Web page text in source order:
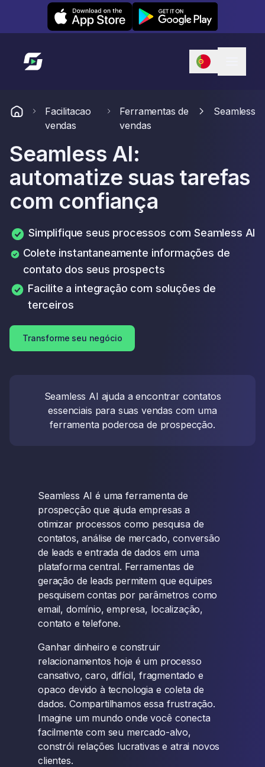
Leexi on iOS Leexi on Android
Link para a página inicial
Facilitacao
vendas
Ferramentas de
vendas
Seamless
Seamless AI:
automatize suas tarefas
com confiança
Simplifique seus processos com Seamless AI
Colete instantaneamente informações de
contato dos seus prospects
Facilite a integração com soluções de
terceiros
Transforme seu negócio
Seamless AI ajuda a encontrar contatos
essenciais para suas vendas com uma
ferramenta poderosa de prospecção.
Seamless AI é uma ferramenta de
prospecção que ajuda empresas a
otimizar processos como pesquisa de
contatos, análise de mercado, conversão
de leads e entrada de dados em uma
plataforma central. Ferramentas de
geração de leads permitem que equipes
pesquisem contas por parâmetros como
email, domínio, empresa, localização,
contato e telefone.
Ganhar dinheiro e construir
relacionamentos hoje é um processo
cansativo, caro, difícil, fragmentado e
opaco devido à tecnologia e coleta de
dados. Compartilhamos essa frustração.
Imagine um mundo onde você conecta
facilmente com seu mercado-alvo,
constrói relações lucrativas e atrai novos
clientes.